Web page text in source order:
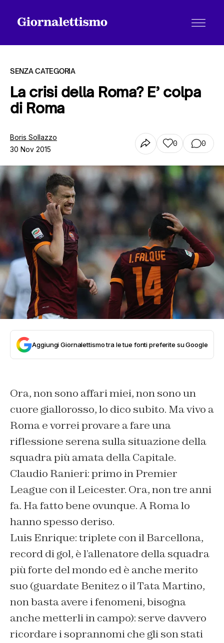
Tutti gli articoli
Chi siamo
Contatti
SENZA CATEGORIA
La crisi della Roma? E’ colpa
di Roma
Boris Sollazzo
30 Nov 2015
0 0
Aggiungi Giornalettismo tra le tue fonti preferite su Google
Ora, non sono affari miei, non sono un
cuore giallorosso, lo dico subito. Ma vivo a
Roma e vorrei provare a fare una
riflessione serena sulla situazione della
squadra più amata della Capitale.
Claudio Ranieri: primo in Premier
League con il Leicester. Ora, non tre anni
fa. Ha fatto bene ovunque. A Roma lo
hanno spesso deriso.
Luis Enrique: triplete con il Barcellona,
record di gol, è l’allenatore della squadra
più forte del mondo ed è anche merito
suo (guardate Benitez o il Tata Martino,
non basta avere i fenomeni, bisogna
anche metterli in campo): serve davvero
ricordare i soprannomi che gli son stati